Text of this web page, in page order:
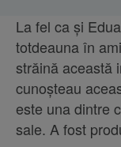
La fel ca și
totdeauna în
străină această
cunoșteau
este una dintre
sale. A fost